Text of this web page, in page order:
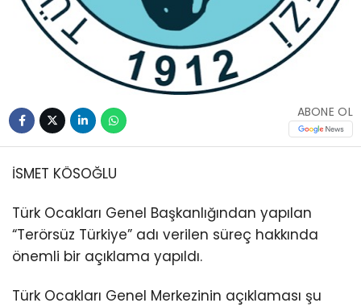
ABONE OL
İSMET KÖSOĞLU
Türk Ocakları Genel Başkanlığından yapılan
“Terörsüz Türkiye” adı verilen süreç hakkında
önemli bir açıklama yapıldı.
Türk Ocakları Genel Merkezinin açıklaması şu